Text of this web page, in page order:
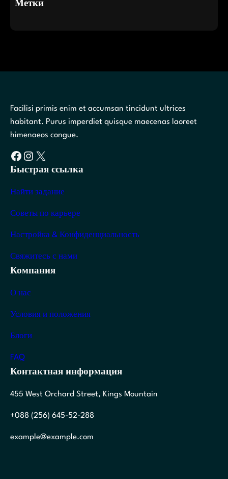
Метки
Facilisi primis enim et accumsan tincidunt ultrices
habitant. Purus imperdiet quisque maecenas laoreet
himenaeos congue.
Facebook Instagram X
Быстрая ссылка
Найти задание
Советы по карьере
Настройка & Конфиденциальность
Свяжитесь с нами
Компания
О нас
Условия и положения
Блоги
FAQ
Контактная информация
455 West Orchard Street, Kings Mountain
+088 (256) 645-52-288
example@example.com